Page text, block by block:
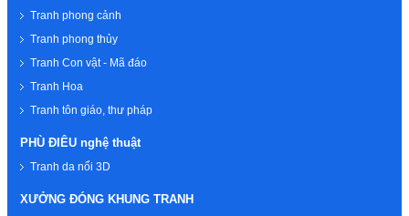
Tranh phong cảnh
Tranh phong thủy
Tranh Con vật - Mã đáo
Tranh Hoa
Tranh tôn giáo, thư pháp
PHÙ ĐIÊU nghệ thuật
Tranh da nổi 3D
XƯỞNG ĐÓNG KHUNG TRANH